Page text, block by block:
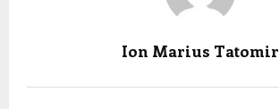
Ion Marius Tatomir